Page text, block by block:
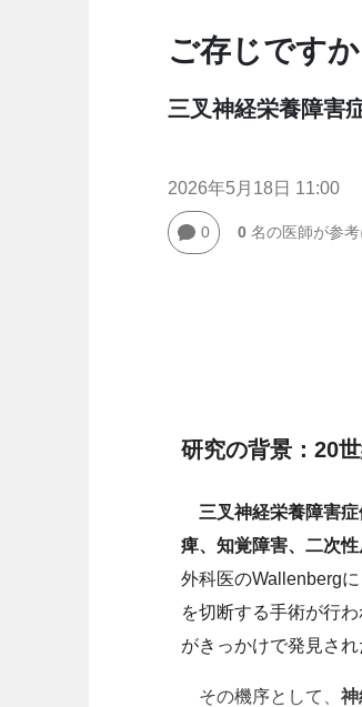
ご存じです
三叉神経栄養障害
2026年5月18日 11:00
0 0名の医師が参
研究の背景：20
三叉神経栄養障害
痺、知覚障害、二次
外科医のWallenberg
を切断する手術が行
がきっかけで発見され
その機序として、 神